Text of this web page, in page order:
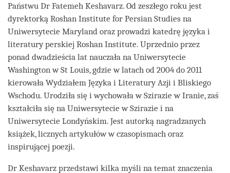
Państwu Dr Fatemeh Keshavarz. Od zeszłego roku jest
dyrektorką Roshan Institute for Persian Studies na
Uniwersytecie Maryland oraz prowadzi katedrę języka i
literatury perskiej Roshan Institute. Uprzednio przez
ponad dwadzieścia lat nauczała na Uniwersytecie
Washington w St Louis, gdzie w latach od 2004 do 2011
kierowała Wydziałem Języka i Literatury Azji i Bliskiego
Wschodu. Urodziła się i wychowała w Szirazie w Iranie, zaś
kształciła się na Uniwersytecie w Szirazie i na
Uniwersytecie Londyńskim. Jest autorką nagradzanych
książek, licznych artykułów w czasopismach oraz
inspirującej poezji.
Dr Keshavarz przedstawi kilka myśli na temat znaczenia